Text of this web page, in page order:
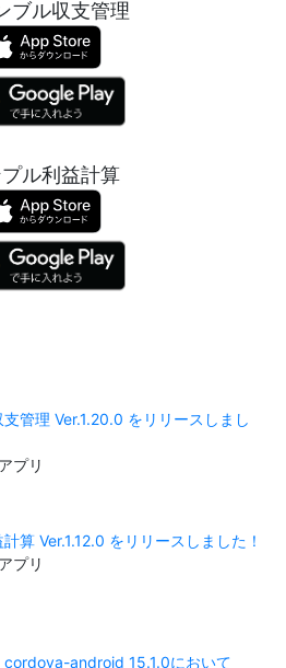
ブル収支管理
ル利益計算
管理 Ver.1.20.0 をリリースしまし
プリ
算 Ver.1.12.0 をリリースしました！
プリ
cordova-android 15.1.0において